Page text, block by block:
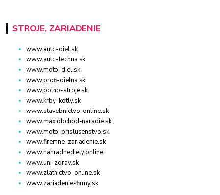
STROJE, ZARIADENIE
www.auto-diel.sk
www.auto-techna.sk
www.moto-diel.sk
www.profi-dielna.sk
www.polno-stroje.sk
www.krby-kotly.sk
www.stavebnictvo-online.sk
www.maxiobchod-naradie.sk
www.moto-prislusenstvo.sk
www.firemne-zariadenie.sk
www.nahradnediely.online
www.uni-zdrav.sk
www.zlatnictvo-online.sk
www.zariadenie-firmy.sk